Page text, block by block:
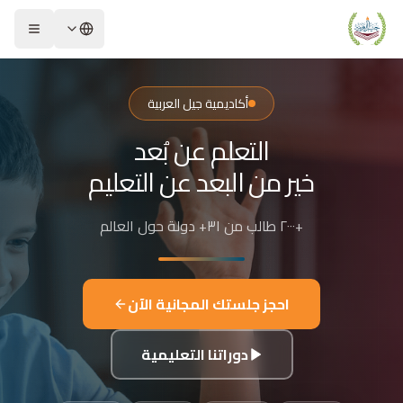
أكاديمية جيل العربية – Jeel Alarabiya Academy
أكاديمية جيل العربية هي منصة تعليمية عبر الإنترنت تأسست عام 2023، متخصصة في تعليم اللغة العربية وتجويد القرآن الكريم والتربية الإسلامية والعلوم للأطفال والبالغين من مختلف أنحاء العالم.
ما الذي تقدمه الأكاديمية؟
تعليم اللغة العربية للناطقين بها وغير الناطقين بها
تجويد وحفظ القرآن الكريم مع إجازات معتمدة
الدراسات الإسلامية والتربية الدينية
اللغة الإنجليزية والفرنسية
البرمجة وعلم الفلك والفنون
تفاصيل الدراسة
الفئات العمرية المستهدفة: من 4 سنوات حتى البالغين
شكل التعليم: مجموعات صغيرة 3-5 طلاب، أو حصص فردية
اللغات المستخدمة في التدريس: العربية، التركية، الإنجليزية، الفرنسية
الشريحة 2 من 4: التعلم عن بُعد خير من البعد عن التعليم
أكاديمية جيل العربية
التعلم عن بُعد
خير من البعد عن التعليم
+٢٠٠٠ طالب من ٣١+ دولة حول العالم
احجز جلستك المجانية الآن
دوراتنا التعليمية